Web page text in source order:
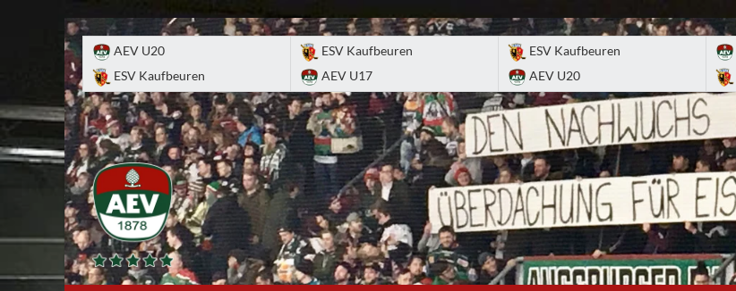
AEV U20
ESV Kaufbeuren
ESV Kaufbeuren
AEV U17
ESV Kaufbeuren
AEV U20